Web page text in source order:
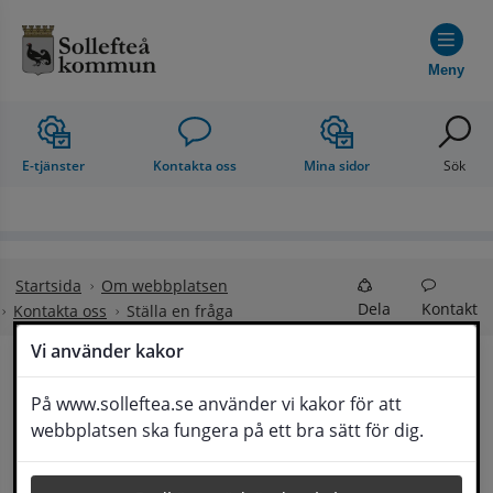
Vi använder kakor
På www.solleftea.se använder vi kakor för att
webbplatsen ska fungera på ett bra sätt för dig.
Meny
E-tjänster Kontakta oss Mina sidor Sök
Startsida
Om webbplatsen
Kontakta oss
Ställa en fråga Dela Kontakt
Ställa en fråga
Om din fråga är omfattande kan det bli aktuellt